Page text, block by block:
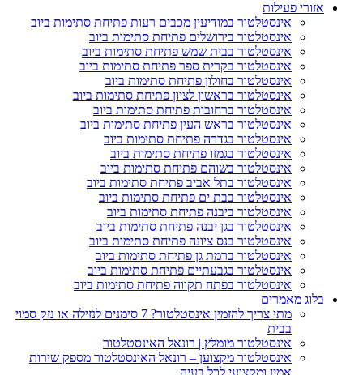
פעילות
אינסטלטור במודיעין מכבים רעות פתיחת סתימות ביוב
אינסטלטור בירושלים פתיחת סתימות ביוב
אינסטלטור בבית שמש פתיחת סתימות ביוב
אינסטלטור בקרית ספר פתיחת סתימות ביוב
אינסטלטור בחולון פתיחת סתימות ביוב
אינסטלטור בראשון לציון פתיחת סתימות ביוב
אינסטלטור ברחובות פתיחת סתימות ביוב
אינסטלטור בראש העין פתיחת סתימות ביוב
אינסטלטור בגדרה פתיחת סתימות ביוב
אינסטלטור בגמזו פתיחת סתימות ביוב
אינסטלטור בשוהם פתיחת סתימות ביוב
אינסטלטור בתל אביב פתיחת סתימות ביוב
אינסטלטור בבת ים פתיחת סתימות ביוב
אינסטלטור ביבנה פתיחת סתימות ביוב
אינסטלטור בגן יבנה פתיחת סתימות ביוב
אינסטלטור בנס ציונה פתיחת סתימות ביוב
אינסטלטור ברמת גן פתיחת סתימות ביוב
אינסטלטור בגבעתיים פתיחת סתימות ביוב
אינסטלטור בפתח תקווה פתיחת סתימות ביוב
מאמרים
מתי צריך להזמין אינסטלטור? 7 סימנים לנזילה או נזק סמוי
אינסטלטור מומלץ | רונאל האינסטלטור
אינסטלטור מקצוען – רונאל האינסטלטור מספק שירות
אמין ומקצועי לכל בעיה